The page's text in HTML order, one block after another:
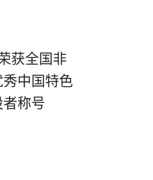
获全国非
中国特色
称号